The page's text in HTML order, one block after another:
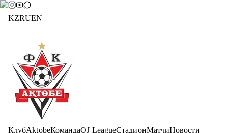
KZRUEN
КлубAktobeКомандаQJ LeagueСтадионМатчиНовости